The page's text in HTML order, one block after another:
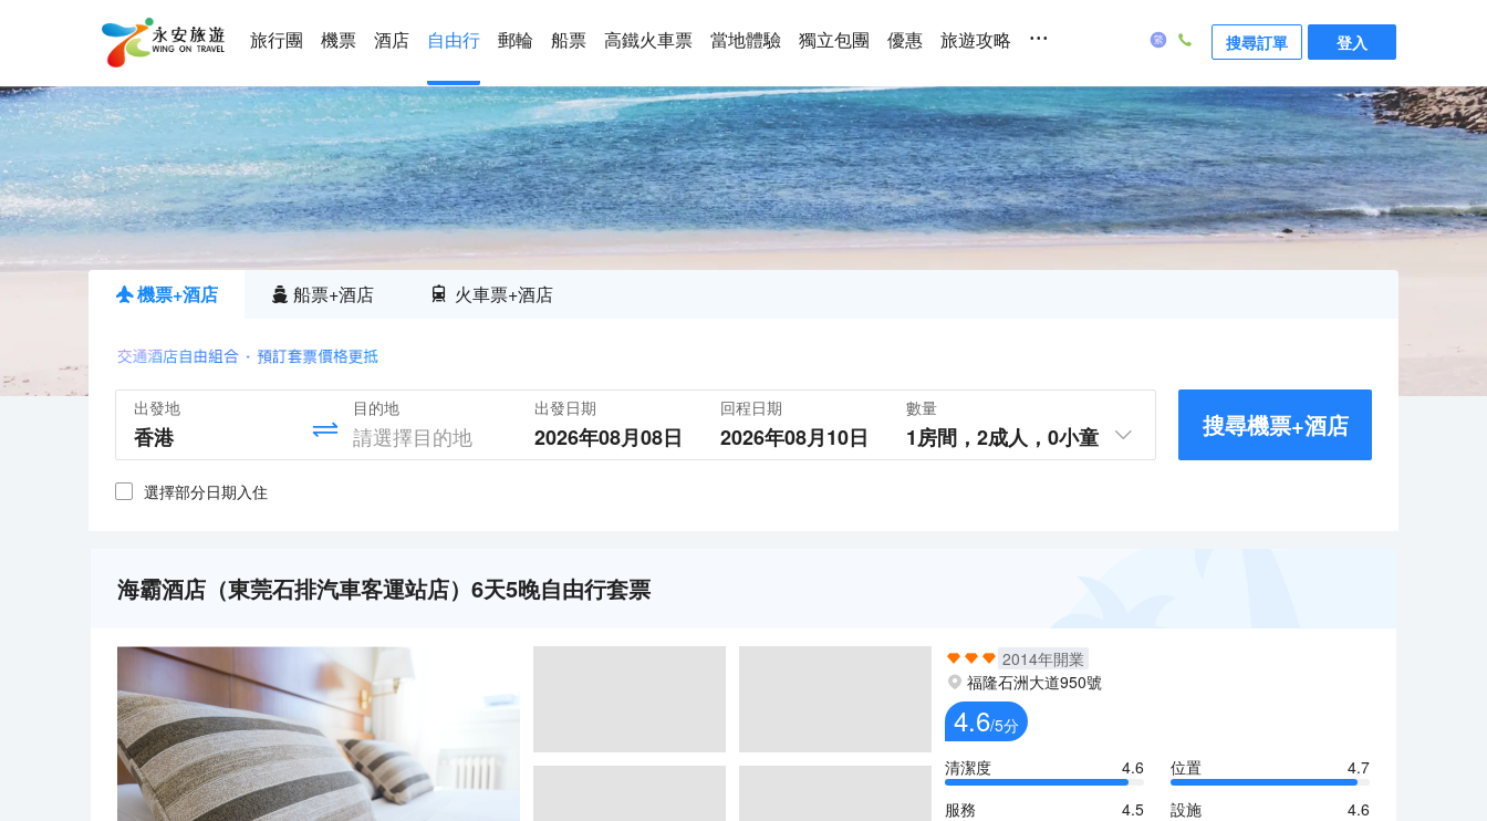
旅行團 機票 酒店 自由行 郵輪 船票 高鐵火車票 當地體驗 獨立包團 優惠 旅遊攻略 ... 搜尋訂單 登入
機票+酒店 船票+酒店 火車票+酒店
出發地 目的地 出發日期
2026年08月08日
回程日期
2026年08月10日
數量
1房間， 2成人， 0小童 搜尋機票+酒店
選擇部分日期入住
海霸酒店（東莞石排汽車客運站店）6天5晚自由行套票
2014年開業
福隆石洲大道950號
4.6/5分
清潔度
4.6 位置
4.7
服務
4.5 設施 4.6